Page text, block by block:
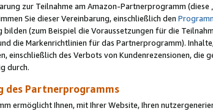
zur Teilnahme am Amazon-Partnerprogramm (diese
Sie dieser Vereinbarung, einschließlich den
bilden (zum Beispiel die Voraussetzungen für die
die Markenrichtlinien für das Partnerprogramm).
einschließlich des Verbots von Kundenrezensionen,
durch.
des Partnerprogramms
ermöglicht Ihnen, mit Ihrer Website, Ihren